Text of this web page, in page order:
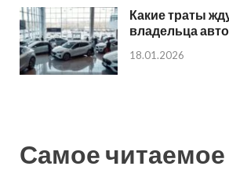
Какие траты
владельца
18.01.2026
Самое читаемое